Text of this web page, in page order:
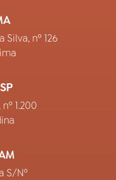
nº 126
1.200
S/Nº